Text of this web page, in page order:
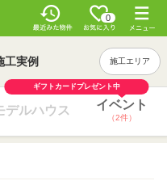
0
工実例 施工エリア
ギフトカードプレゼント中
デルハウス イベント
（2件）